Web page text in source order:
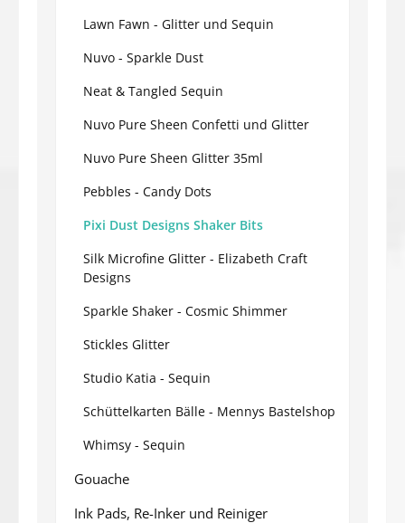
Lawn Fawn - Glitter und Sequin
Nuvo - Sparkle Dust
Neat & Tangled Sequin
Nuvo Pure Sheen Confetti und Glitter
Nuvo Pure Sheen Glitter 35ml
Pebbles - Candy Dots
Pixi Dust Designs Shaker Bits
Silk Microfine Glitter - Elizabeth Craft
Designs
Sparkle Shaker - Cosmic Shimmer
Stickles Glitter
Studio Katia - Sequin
Schüttelkarten Bälle - Mennys Bastelshop
Whimsy - Sequin
Gouache
Ink Pads, Re-Inker und Reiniger